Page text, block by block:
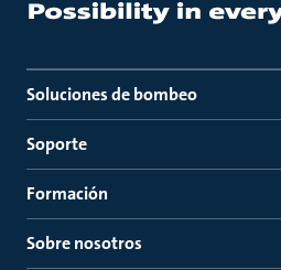
Soluciones de bombeo
Soporte
Formación
Sobre nosotros